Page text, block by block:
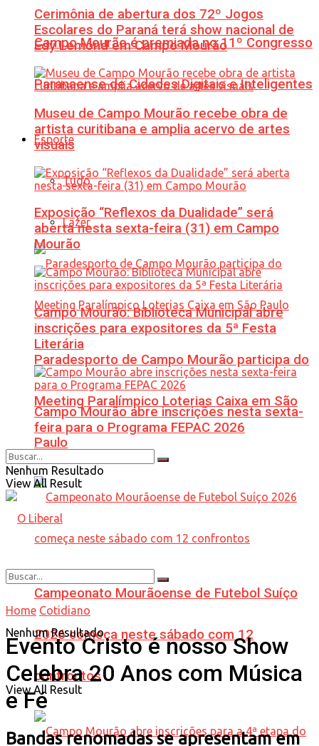
Campo Mourão é premiada no 11º Congresso
Paranaense de Cidades Digitais e Inteligentes
Esporte
Tudo
Lazer
Paradesporto de Campo Mourão participa do
Meeting Paralímpico Loterias Caixa em São
Paulo
Campeonato Mourãoense de Futebol Suíço
2026 começa neste sábado com 12
confrontos
Cerimônia de abertura dos 72º Jogos
Escolares do Paraná terá show nacional de
Edy Lemond em Campo Mourão
Museu de Campo Mourão recebe obra de
artista curitibana e amplia acervo de artes
visuais
Exposição “Reflexos da Dualidade” será
aberta nesta sexta-feira (31) em Campo
Mourão
Campo Mourão: Biblioteca Municipal abre
inscrições para expositores da 5ª Festa
Literária
Campo Mourão abre inscrições nesta sexta-
feira para o Programa FEPAC 2026
Nenhum Resultado
View All Result
Nenhum Resultado
View All Result
Home Cotidiano
Evento Cristo é nosso Show
Celebra 20 Anos com Música
e Fé
Bandas renomadas se apresentam em